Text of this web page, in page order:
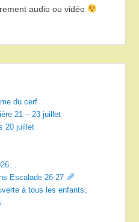
audio ou vidéo
du cerf
21 – 23 juillet
20 juillet
Escalade 26-27
à tous les enfants,